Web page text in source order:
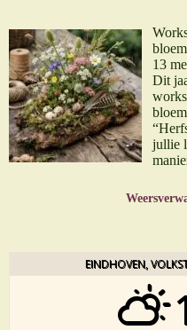
13
Dit
jullie
EINDHOVEN,